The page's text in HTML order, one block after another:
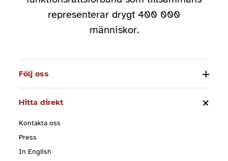
representerar drygt 400 000
människor.
Följ oss
Hitta direkt
Kontakta oss
Press
In English